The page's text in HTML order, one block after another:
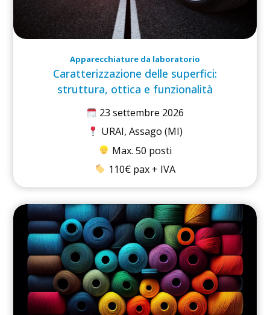
Apparecchiature da laboratorio
Caratterizzazione delle superfici:
struttura, ottica e funzionalità
23 settembre 2026
URAI, Assago (MI)
Max. 50 posti
110€ pax + IVA